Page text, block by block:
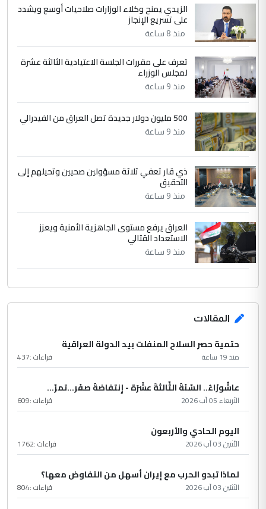
5 حيدر عاشور
التعليق : تحياتي لك استاذ حامدتركان. كلام
دقيق ومسؤول؛ فالاستثمار الحقيقي للإنسان
الموضوع :
بين الإهمال واغتصاب الأرض.. بلاد
الرافدين تعاني الجفاف والتصحر!!
الزيدي يمنح وكلاء الوزارات صلاحيات أوسع ويشدد
على تسريع الإنجاز
منذ 8 ساعة
تعرف على مقررات الجلسة الاعتيادية الثالثة عشرة
لمجلس الوزراء
منذ 9 ساعة
500 مليون دولار جديدة تصل العراق من الفيدرالي
منذ 9 ساعة
ذي قار تعفي ثلاثة مسؤولين صحيين وتحيلهم إلى
التحقيق
منذ 9 ساعة
العراق يرفع مستوى الجاهزية الأمنية ويعزز
الاستعداد القتالي
منذ 9 ساعة
المقالات
حتمية حصر السلاح المنفلت بيد الدولة العراقية
منذ 19 ساعة قراءات :437
عاشُورْاءُ.. السّنَةُ الثّالثةَ عشَرَة - إِنتفاضةُ صفَر…تمرّ...
الأربعاء 05 آب 2026 قراءات :609
اليوم الحادي والأربعون
الأثنين 03 آب 2026 قراءات :1762
لماذا تبدو الحرب مع إيران أسهل من التفاوض معها؟
الأثنين 03 آب 2026 قراءات :804